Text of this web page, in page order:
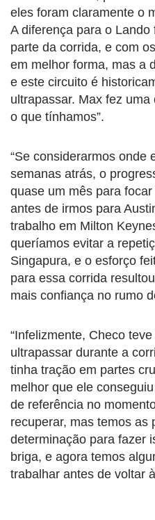
eles foram claramente o
A diferença para o
parte da corrida, e com
em melhor forma, mas a
e este circuito é
ultrapassar. Max fez
o que tínhamos”.
“Se considerarmos onde
semanas atrás, o
quase um mês para
antes de irmos para
trabalho em Milton
queríamos evitar a
Singapura, e o esforço
para essa corrida
mais confiança no rumo
“Infelizmente, Checo
ultrapassar durante a
tinha tração em partes
melhor que ele
de referência no
recuperar, mas temos as
determinação para fazer
briga, e agora temos
trabalhar antes de voltar